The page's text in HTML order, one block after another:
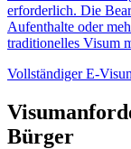
erforderlich. Die
Aufenthalte oder
traditionelles Visum
Vollständiger E-
Bürger